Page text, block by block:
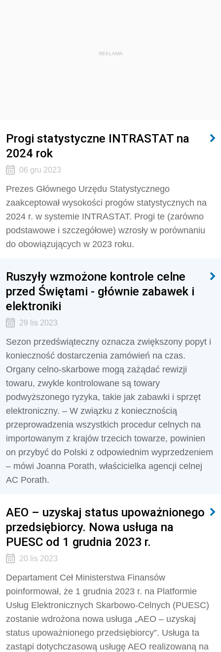
REKLAMA
Progi statystyczne INTRASTAT na
2024 rok
06 gru 2023
Prezes Głównego Urzędu Statystycznego
zaakceptował wysokości progów statystycznych na
2024 r. w systemie INTRASTAT. Progi te (zarówno
podstawowe i szczegółowe) wzrosły w porównaniu
do obowiązujących w 2023 roku.
Ruszyły wzmożone kontrole celne
przed Świętami - głównie zabawek i
elektroniki
29 lis 2023
Sezon przedświąteczny oznacza zwiększony popyt i
konieczność dostarczenia zamówień na czas.
Organy celno-skarbowe mogą zażądać rewizji
towaru, zwykle kontrolowane są towary
podwyższonego ryzyka, takie jak zabawki i sprzęt
elektroniczny. – W związku z koniecznością
przeprowadzenia wszystkich procedur celnych na
importowanym z krajów trzecich towarze, powinien
on przybyć do Polski z odpowiednim wyprzedzeniem
– mówi Joanna Porath, właścicielka agencji celnej
AC Porath.
AEO – uzyskaj status upoważnionego
przedsiębiorcy. Nowa usługa na
PUESC od 1 grudnia 2023 r.
20 lis 2023
Departament Ceł Ministerstwa Finansów
poinformował, że 1 grudnia 2023 r. na Platformie
Usług Elektronicznych Skarbowo-Celnych (PUESC)
zostanie wdrożona nowa usługa „AEO – uzyskaj
status upoważnionego przedsiębiorcy”. Usługa ta
zastąpi dotychczasową usługę AEO realizowaną na